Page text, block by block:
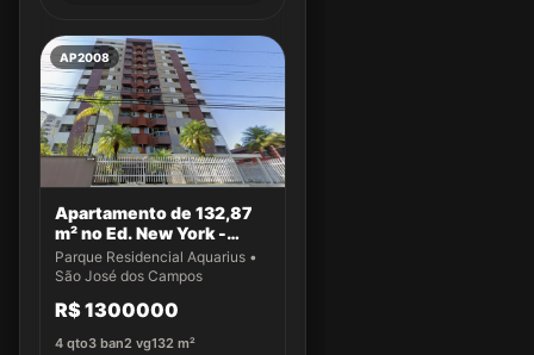
AP2008
Apartamento de 132,87
m² no Ed. New York -
Apto 61
Parque Residencial Aquarius •
São José dos Campos
R$ 1300000
4 qto3 ban2 vg132 m²